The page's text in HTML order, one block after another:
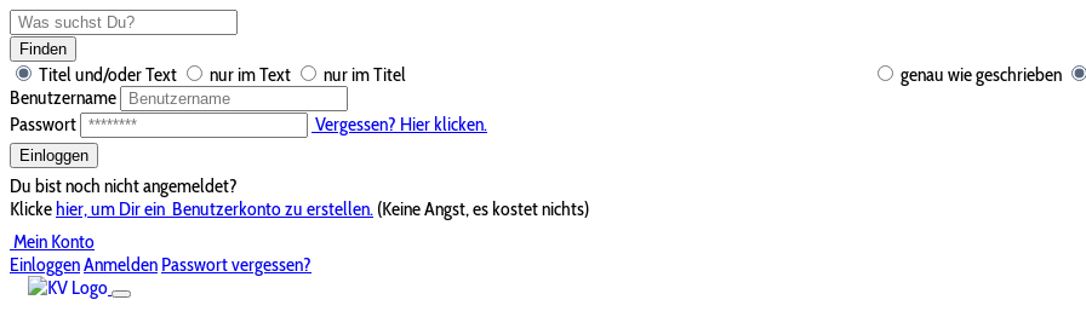
Finden
genau wie geschrieben
Titel und/oder Text nur im Text
nur im Titel
Benutzername
Passwort
Vergessen? Hier klicken.
Einloggen
Du bist noch nicht angemeldet?
Klickehier, um Dir ein Benutzerkonto zu erstellen. (Keine Angst, es kostet nichts)
Mein Konto
EinloggenAnmelden Passwort vergessen?